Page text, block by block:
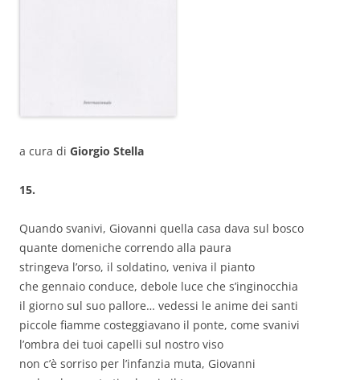
a cura di Giorgio Stella
15.
Quando svanivi, Giovanni quella casa dava sul bosco
quante domeniche correndo alla paura
stringeva l’orso, il soldatino, veniva il pianto
che gennaio conduce, debole luce che s’inginocchia
il giorno sul suo pallore… vedessi le anime dei santi
piccole fiamme costeggiavano il ponte, come svanivi
l’ombra dei tuoi capelli sul nostro viso
non c’è sorriso per l’infanzia muta, Giovanni